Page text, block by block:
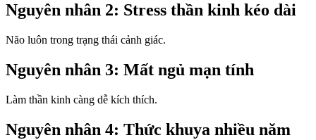
Nguyên nhân 2: Stress thần kinh kéo dài
Não luôn trong trạng thái cảnh giác.
Nguyên nhân 3: Mất ngủ mạn tính
Làm thần kinh càng dễ kích thích.
Nguyên nhân 4: Thức khuya nhiều năm